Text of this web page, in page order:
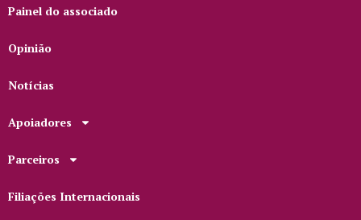
Painel do associado
Opinião
Notícias
Apoiadores
Parceiros
Filiações Internacionais